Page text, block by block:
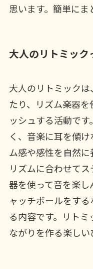
思います。簡単にま
大人のリトミック
大人のリトミック
たり、リズム楽器
ッシュする活動で
く、音楽に耳を傾
ム感や感性を自然
リズムに合わせて
器を使って音を楽
ャッチボールをす
る内容です。リト
ながりを作る楽しい